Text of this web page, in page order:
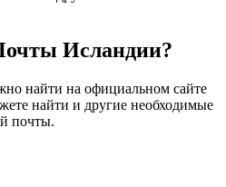
Исландии?
найти на официальном сайте
найти и другие необходимые
почты.